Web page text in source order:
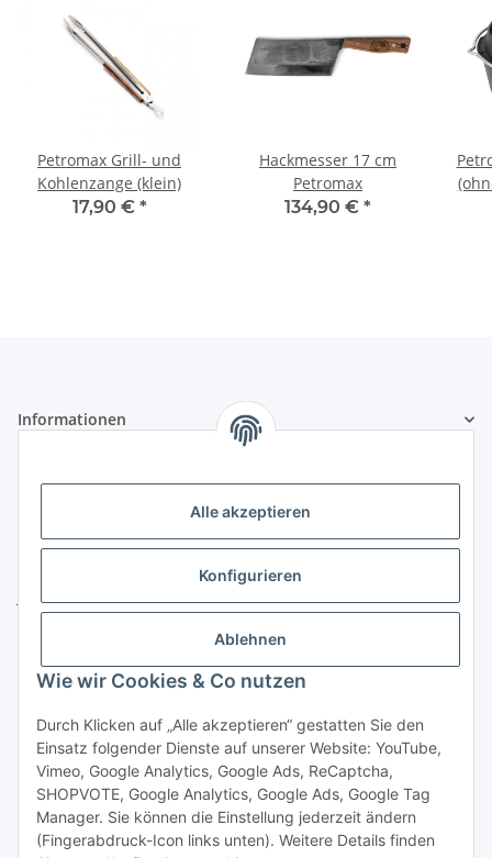
Alle akzeptieren
Konfigurieren
Ablehnen
Wie wir Cookies & Co nutzen
Durch Klicken auf „Alle akzeptieren“ gestatten Sie den
Einsatz folgender Dienste auf unserer Website: YouTube,
Vimeo, Google Analytics, Google Ads, ReCaptcha,
SHOPVOTE, Google Analytics, Google Ads, Google Tag
Manager. Sie können die Einstellung jederzeit ändern
(Fingerabdruck-Icon links unten). Weitere Details finden
Petromax Grill- und
Kohlenzange (klein)
17,90 € *
Hackmesser 17 cm
Petromax
134,90 € *
Informationen
Gesetzliche Informationen
Kontakt
Janßen Mediterrane Baustoffe
u. Handels GmbH
Telefon:
E-Mail: info@zeltler.de
Zahlungsoptionen